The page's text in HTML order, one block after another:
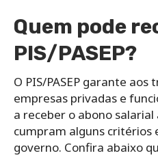
Quem pode
PIS/PASEP?
O PIS/PASEP garante aos
empresas privadas e
a receber o abono salarial
cumpram alguns critérios
governo. Confira abaixo